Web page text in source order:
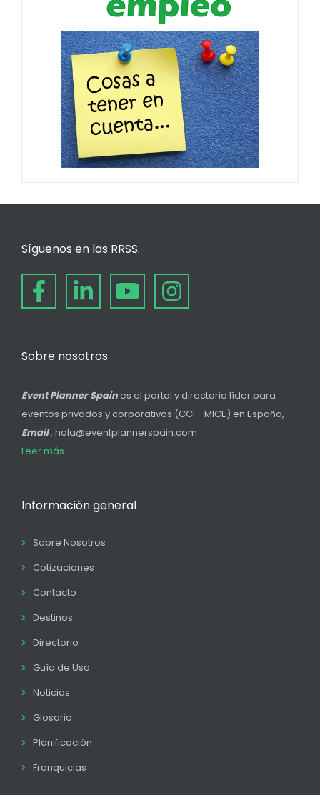
Síguenos en las RRSS.
Sobre nosotros
Event Planner Spain es el portal y directorio líder para
eventos privados y corporativos (CCI - MICE) en España,
Email: hola@eventplannerspain.com
Leer más...
Información general
Sobre Nosotros
Cotizaciones
Contacto
Destinos
Directorio
Guía de Uso
Noticias
Glosario
Planificación
Franquicias